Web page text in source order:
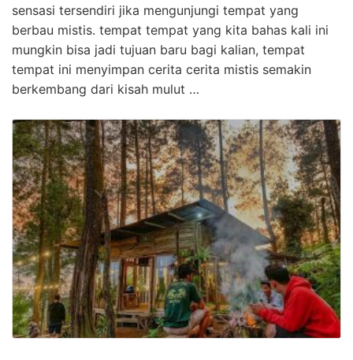
sensasi tersendiri jika mengunjungi tempat yang
berbau mistis. tempat tempat yang kita bahas kali ini
mungkin bisa jadi tujuan baru bagi kalian, tempat
tempat ini menyimpan cerita cerita mistis semakin
berkembang dari kisah mulut …